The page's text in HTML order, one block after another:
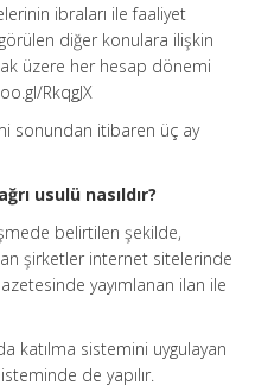
ibraları ile faaliyet
diğer konulara ilişkin
üzere her hesap dönemi
RkqgJX
sonundan itibaren üç ay
usulü nasıldır?
belirtilen şekilde,
şirketler internet sitelerinde
yayımlanan ilan ile
katılma sistemini uygulayan
de yapılır.